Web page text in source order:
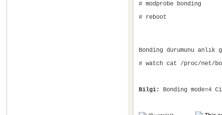
# modprobe bonding
# reboot
Bonding durumunu
# watch cat /proc/net/
Bilgi: Bonding mode=4